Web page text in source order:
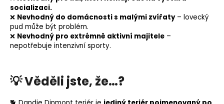
socializaci.
❌ Nevhodný do domácnosti s malými zvířaty– lovecký
pud může být problém.
❌ Nevhodný pro extrémně aktivní majitele –
nepotřebuje intenzivní sporty.
💡Věděli jste, že…?